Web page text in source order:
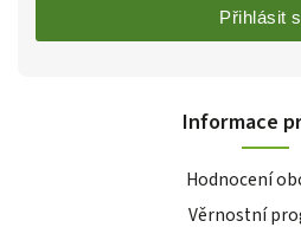
Přihlásit
Informace
Hodnocení
Věrnostní